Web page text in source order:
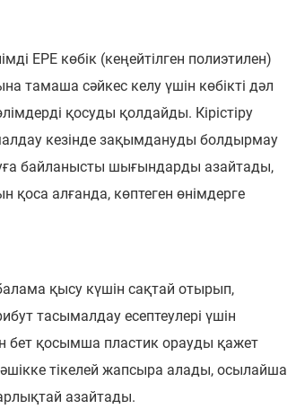
EPE көбік (кеңейтілген полиэтилен)
тамаша сәйкес келу үшін көбікті дәл
қосуды қолдайды. Кірістіру
кезінде зақымдануды болдырмау
байланысты шығындарды азайтады,
алғанда, көптеген өнімдерге
қысу күшін сақтай отырып,
тасымалдау есептеулері үшін
бет қосымша пластик орауды қажет
тікелей жапсыра алады, осылайша
азайтады.